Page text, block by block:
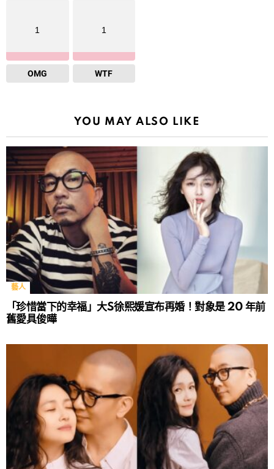
1
OMG
1
WTF
YOU MAY ALSO LIKE
藝人
「珍惜當下的幸福」大S徐熙媛宣布再婚！對象是 20 年前
舊愛具俊曄